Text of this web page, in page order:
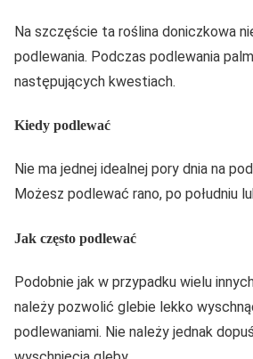
Na szczęście ta roślina doniczkowa
podlewania. Podczas podlewania
następujących kwestiach.
Kiedy podlewać
Nie ma jednej idealnej pory dnia na
Możesz podlewać rano, po południu
Jak często podlewać
Podobnie jak w przypadku wielu
należy pozwolić glebie lekko
podlewaniami. Nie należy jednak